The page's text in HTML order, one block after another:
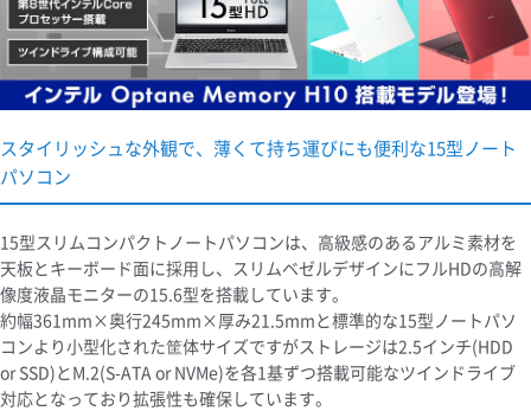
スタイリッシュな外観で、薄くて持ち運びにも便利な15型ノート
パソコン
15型スリムコンパクトノートパソコンは、高級感のあるアルミ素材を
天板とキーボード面に採用し、スリムベゼルデザインにフルHDの高解
像度液晶モニターの15.6型を搭載しています。
約幅361mm×奥行245mm×厚み21.5mmと標準的な15型ノートパソ
コンより小型化された筐体サイズですがストレージは2.5インチ(HDD
or SSD)とM.2(S-ATA or NVMe)を各1基ずつ搭載可能なツインドライブ
対応となっており拡張性も確保しています。